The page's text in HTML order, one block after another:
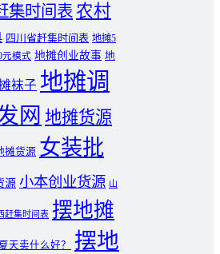
集时间表 农村
四川省赶集时间表 地摊5
元模式 地摊创业故事 地
袜子 地摊调
网 地摊货源
摊货源 女装批
源 小本创业货源 山
赶集时间表 摆地摊
天卖什么好？
摆地